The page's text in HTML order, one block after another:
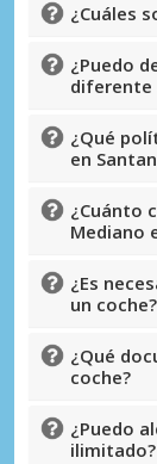
¿Cuáles
¿Puedo
diferente
¿Qué
en
¿Cuánto
Mediano
¿Es
un coche?
¿Qué
coche?
¿Puedo
ilimitado?